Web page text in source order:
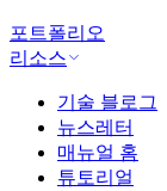
포트폴리오
리소스
기술 블로그
뉴스레터
매뉴얼 홈
튜토리얼